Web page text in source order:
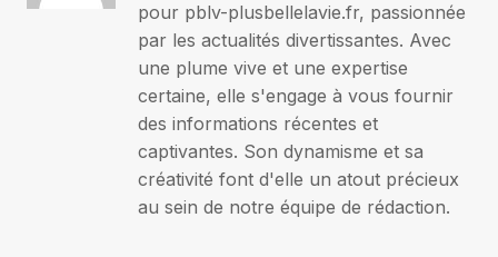
pour pblv-plusbellelavie.fr, passionnée
par les actualités divertissantes. Avec
une plume vive et une expertise
certaine, elle s'engage à vous fournir
des informations récentes et
captivantes. Son dynamisme et sa
créativité font d'elle un atout précieux
au sein de notre équipe de rédaction.